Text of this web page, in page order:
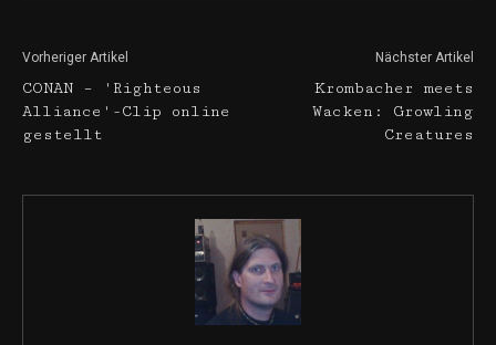
Vorheriger Artikel
CONAN – 'Righteous
Alliance'-Clip online
gestellt
Nächster Artikel
Krombacher meets
Wacken: Growling
Creatures